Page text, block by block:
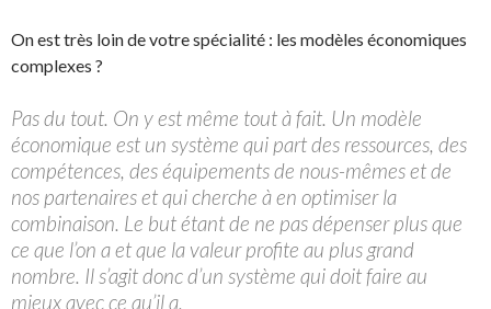
On est très loin de votre spécialité : les modèles économiques
complexes ?
Pas du tout. On y est même tout à fait. Un modèle
économique est un système qui part des ressources, des
compétences, des équipements de nous-mêmes et de
nos partenaires et qui cherche à en optimiser la
combinaison. Le but étant de ne pas dépenser plus que
ce que l’on a et que la valeur profite au plus grand
nombre. Il s’agit donc d’un système qui doit faire au
mieux avec ce qu’il a.